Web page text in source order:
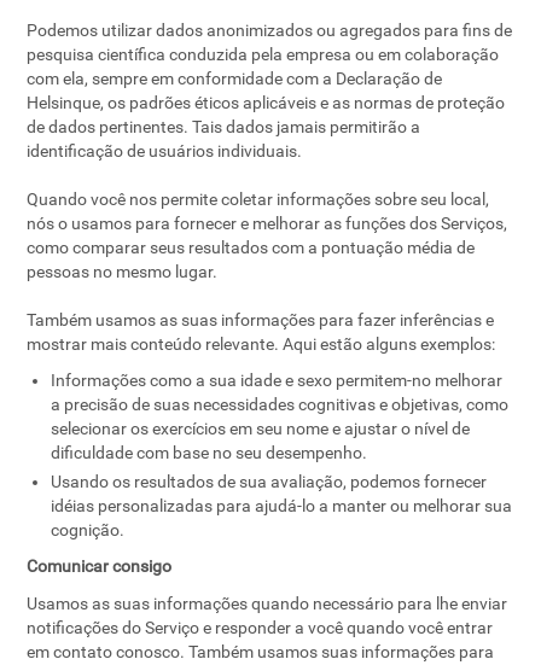
Podemos utilizar dados anonimizados ou agregados para fins de
pesquisa científica conduzida pela empresa ou em colaboração
com ela, sempre em conformidade com a Declaração de
Helsinque, os padrões éticos aplicáveis e as normas de proteção
de dados pertinentes. Tais dados jamais permitirão a
identificação de usuários individuais.
Quando você nos permite coletar informações sobre seu local,
nós o usamos para fornecer e melhorar as funções dos Serviços,
como comparar seus resultados com a pontuação média de
pessoas no mesmo lugar.
Também usamos as suas informações para fazer inferências e
mostrar mais conteúdo relevante. Aqui estão alguns exemplos:
Informações como a sua idade e sexo permitem-no melhorar
a precisão de suas necessidades cognitivas e objetivas, como
selecionar os exercícios em seu nome e ajustar o nível de
dificuldade com base no seu desempenho.
Usando os resultados de sua avaliação, podemos fornecer
idéias personalizadas para ajudá-lo a manter ou melhorar sua
cognição.
Comunicar consigo
Usamos as suas informações quando necessário para lhe enviar
notificações do Serviço e responder a você quando você entrar
em contato conosco. Também usamos suas informações para